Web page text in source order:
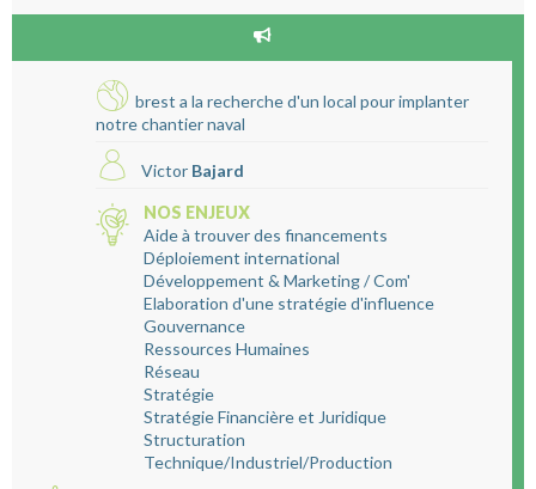
brest a la recherche d'un local pour implanter
notre chantier naval
Victor Bajard
NOS ENJEUX
Aide à trouver des financements
Déploiement international
Développement & Marketing / Com'
Elaboration d'une stratégie d'influence
Gouvernance
Ressources Humaines
Réseau
Stratégie
Stratégie Financière et Juridique
Structuration
Technique/Industriel/Production